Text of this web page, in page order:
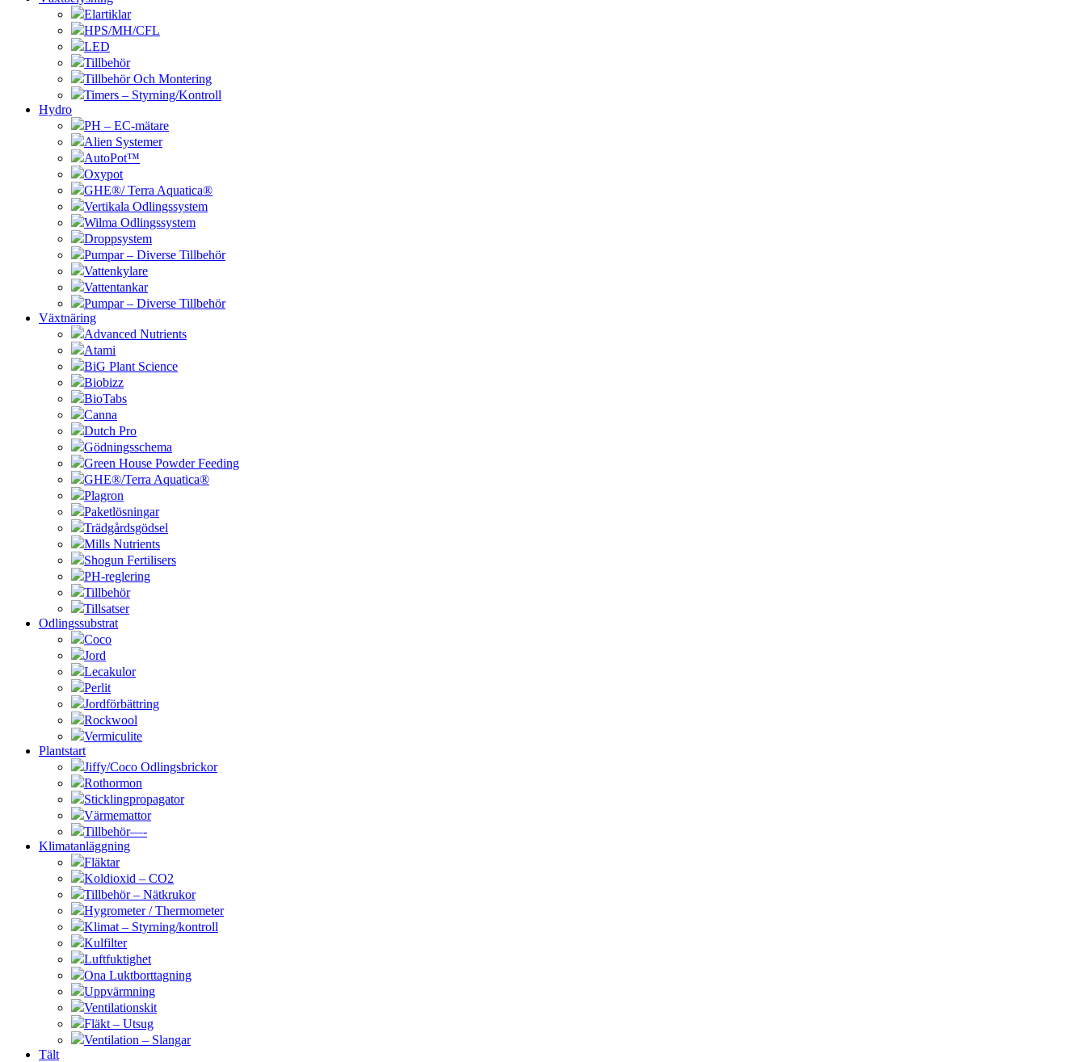
Elartiklar
HPS/MH/CFL
LED
Tillbehör
Tillbehör Och Montering
Timers – Styrning/Kontroll
Hydro
PH – EC-mätare
Alien Systemer
AutoPot™
Oxypot
GHE®/ Terra Aquatica®
Vertikala Odlingssystem
Wilma Odlingssystem
Droppsystem
Pumpar – Diverse Tillbehör
Vattenkylare
Vattentankar
Pumpar – Diverse Tillbehör
Växtnäring
Advanced Nutrients
Atami
BiG Plant Science
Biobizz
BioTabs
Canna
Dutch Pro
Gödningsschema
Green House Powder Feeding
GHE®/Terra Aquatica®
Plagron
Paketlösningar
Trädgårdsgödsel
Mills Nutrients
Shogun Fertilisers
PH-reglering
Tillbehör
Tillsatser
Odlingssubstrat
Coco
Jord
Lecakulor
Perlit
Jordförbättring
Rockwool
Vermiculite
Plantstart
Jiffy/Coco Odlingsbrickor
Rothormon
Sticklingpropagator
Värmemattor
Tillbehör—-
Klimatanläggning
Fläktar
Koldioxid – CO2
Tillbehör – Nätkrukor
Hygrometer / Thermometer
Klimat – Styrning/kontroll
Kulfilter
Luftfuktighet
Ona Luktborttagning
Uppvärmning
Ventilationskit
Fläkt – Utsug
Ventilation – Slangar
Tält